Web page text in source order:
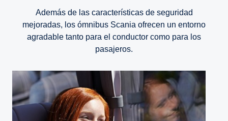
Además de las características de seguridad
mejoradas, los ómnibus Scania ofrecen un entorno
agradable tanto para el conductor como para los
pasajeros.